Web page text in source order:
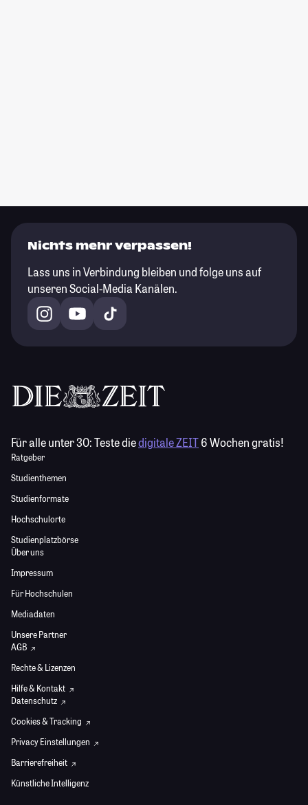
Nichts mehr verpassen!
Lass uns in Verbindung bleiben und folge uns auf
unseren Social-Media Kanälen.
Für alle unter 30:Teste diedigitale ZEIT6 Wochen gratis!
Ratgeber
Studienthemen
Studienformate
Hochschulorte
Studienplatzbörse
Über uns
Impressum
Für Hochschulen
Mediadaten
Unsere Partner
AGB
Rechte & Lizenzen
Hilfe & Kontakt
Datenschutz
Cookies & Tracking
Privacy Einstellungen
Barrierefreiheit
Künstliche Intelligenz